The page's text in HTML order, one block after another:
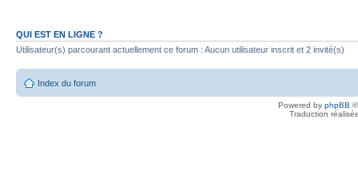
QUI EST EN LIGNE ?
Utilisateur(s) parcourant actuellement ce forum : Aucun utilisateur inscrit et 2 invité(s)
Index du forum
Powered by phpBB
Traduction